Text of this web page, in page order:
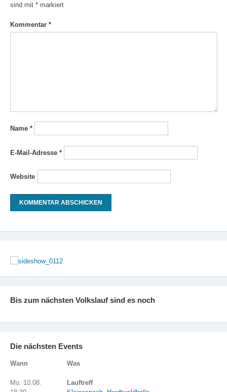
sind mit *markiert
Kommentar *
Name *
E-Mail-Adresse *
Website
Bis zum nächsten Volkslauf sind es noch
Die nächsten Events
Wann Was
Mo. 10.08.
Lauftreff